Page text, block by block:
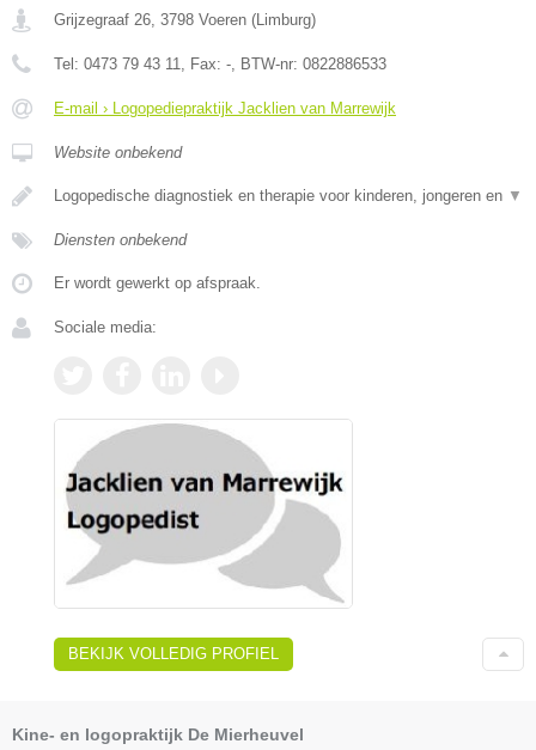
Grijzegraaf 26 3798 Voeren ( Limburg)
Tel: 0473 79 43 11 , Fax: - , BTW-nr: 0822886533
E-mail › Logopediepraktijk Jacklien van Marrewijk
Website onbekend
Logopedische diagnostiek en therapie voor kinderen, jongeren en ▼
Diensten onbekend
Er wordt gewerkt op afspraak.
Sociale media:
BEKIJK VOLLEDIG PROFIEL
Kine- en logopraktijk De Mierheuvel